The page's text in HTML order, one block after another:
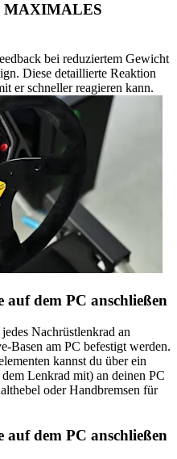
MAXIMALES
bei reduziertem Gewicht
Diese detaillierte Reaktion
er schneller reagieren kann.
dem PC anschließen
Nachrüstlenkrad an
Basen am PC befestigt werden.
kannst du über ein
Lenkrad mit) an deinen PC
oder Handbremsen für
dem PC anschließen